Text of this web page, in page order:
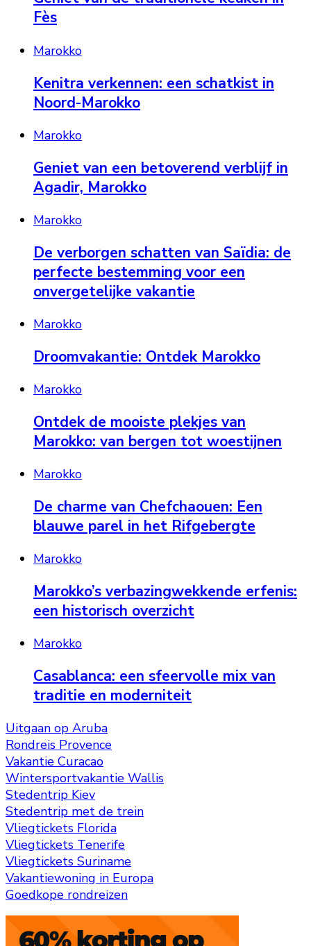
Fès
Marokko
Kenitra verkennen: een schatkist in
Noord-Marokko
Marokko
Geniet van een betoverend verblijf in
Agadir, Marokko
Marokko
De verborgen schatten van Saïdia: de
perfecte bestemming voor een
onvergetelijke vakantie
Marokko
Droomvakantie: Ontdek Marokko
Marokko
Ontdek de mooiste plekjes van
Marokko: van bergen tot woestijnen
Marokko
De charme van Chefchaouen: Een
blauwe parel in het Rifgebergte
Marokko
Marokko’s verbazingwekkende erfenis:
een historisch overzicht
Marokko
Casablanca: een sfeervolle mix van
traditie en moderniteit
Uitgaan op Aruba
Rondreis Provence
Vakantie Curacao
Wintersportvakantie Wallis
Stedentrip Kiev
Stedentrip met de trein
Vliegtickets Florida
Vliegtickets Tenerife
Vliegtickets Suriname
Vakantiewoning in Europa
Goedkope rondreizen